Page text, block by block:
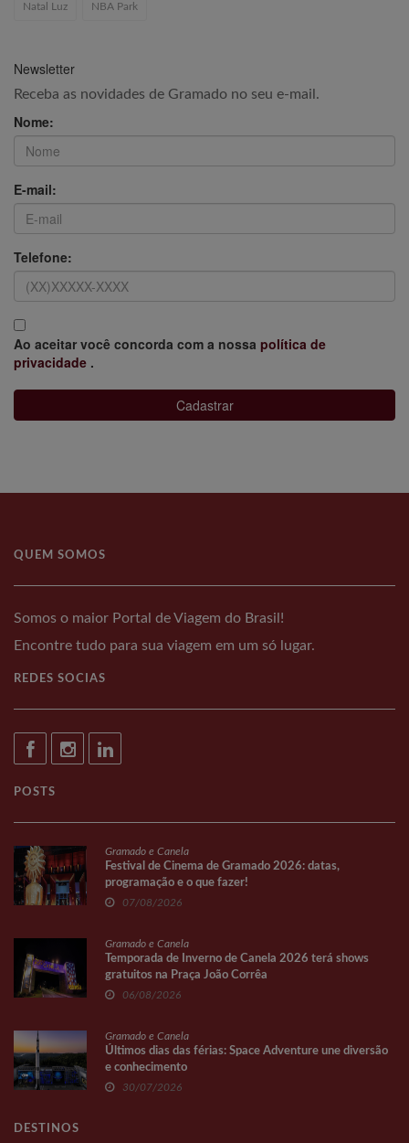
Natal Luz NBA Park
Newsletter
Receba as novidades de Gramado no seu e-mail.
Nome:
E-mail:
Telefone:
Ao aceitar você concorda com a nossa política de
privacidade .
Cadastrar
QUEM SOMOS
Somos o maior Portal de Viagem do Brasil!
Encontre tudo para sua viagem em um só lugar.
REDES SOCIAS
POSTS
Gramado e Canela
Festival de Cinema de Gramado 2026: datas,
programação e o que fazer!
07/08/2026
Gramado e Canela
Temporada de Inverno de Canela 2026 terá shows
gratuitos na Praça João Corrêa
06/08/2026
Gramado e Canela
Últimos dias das férias: Space Adventure une diversão
e conhecimento
30/07/2026
DESTINOS